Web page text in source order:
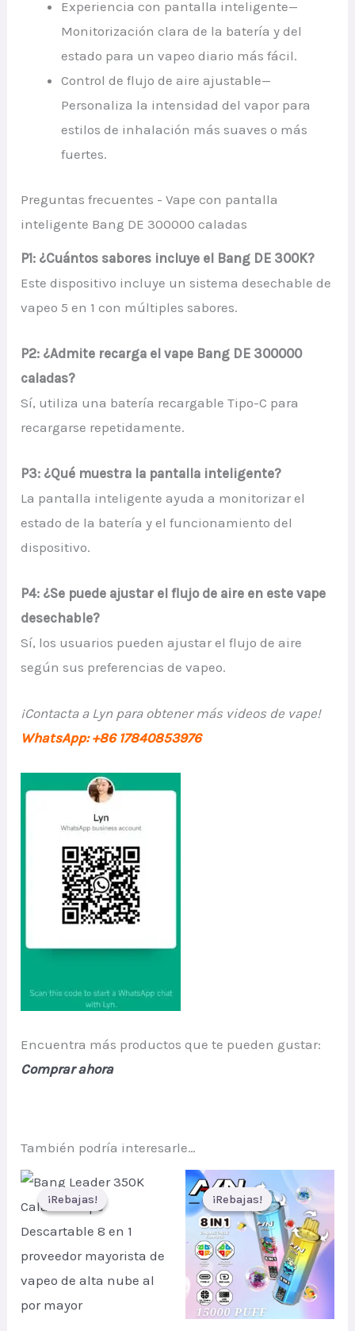
Experiencia con pantalla inteligente—
Monitorización clara de la batería y del
estado para un vapeo diario más fácil.
Control de flujo de aire ajustable—
Personaliza la intensidad del vapor para
estilos de inhalación más suaves o más
fuertes.
Preguntas frecuentes - Vape con pantalla
inteligente Bang DE 300000 caladas
P1: ¿Cuántos sabores incluye el Bang DE 300K?
Este dispositivo incluye un sistema desechable de
vapeo 5 en 1 con múltiples sabores.
P2: ¿Admite recarga el vape Bang DE 300000
caladas?
Sí, utiliza una batería recargable Tipo-C para
recargarse repetidamente.
P3: ¿Qué muestra la pantalla inteligente?
La pantalla inteligente ayuda a monitorizar el
estado de la batería y el funcionamiento del
dispositivo.
P4: ¿Se puede ajustar el flujo de aire en este vape
desechable?
Sí, los usuarios pueden ajustar el flujo de aire
según sus preferencias de vapeo.
¡Contacta a Lyn para obtener más videos de vape!
WhatsApp: +86 17840853976
Encuentra más productos que te pueden gustar:
Comprar ahora
También podría interesarle…
¡Rebajas!
¡Rebajas! ¡Rebajas!
¡Rebajas!